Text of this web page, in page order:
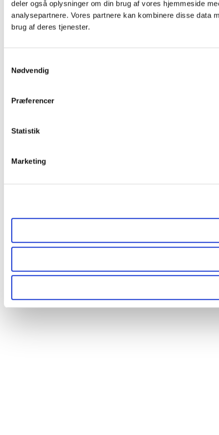
deler også oplysninger om din brug af vores hjemmeside
analysepartnere. Vores partnere kan kombinere disse data
brug af deres tjenester.
Nødvendig
Præferencer
Statistik
Marketing